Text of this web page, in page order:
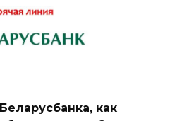
как